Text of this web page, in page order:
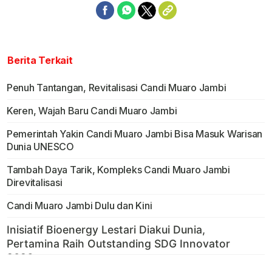
Berita Terkait
Penuh Tantangan, Revitalisasi Candi Muaro Jambi
Keren, Wajah Baru Candi Muaro Jambi
Pemerintah Yakin Candi Muaro Jambi Bisa Masuk Warisan
Dunia UNESCO
Tambah Daya Tarik, Kompleks Candi Muaro Jambi
Direvitalisasi
Candi Muaro Jambi Dulu dan Kini